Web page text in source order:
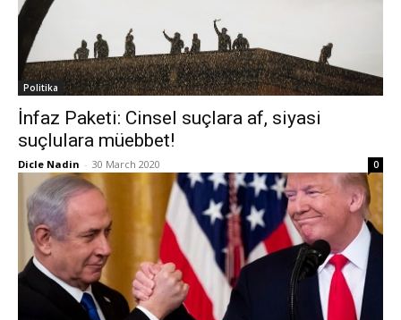
Politika
İnfaz Paketi: Cinsel suçlara af, siyasi
suçlulara müebbet!
Dicle Nadin - 30 March 2020 0